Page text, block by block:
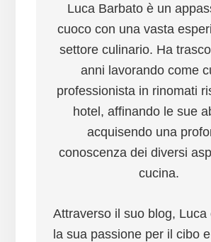
Luca Barbato è un
cuoco con una vasta
settore culinario. Ha
anni lavorando come
professionista in rinomati
hotel, affinando le sue
acquisendo una
conoscenza dei diversi
cucina.
Attraverso il suo blog, Luca
la sua passione per il cibo